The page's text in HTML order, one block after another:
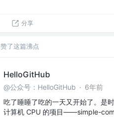
分享
赞了这篇沸点
HelloGitHub
@公众号：HelloGitHub · 6年前
吃了睡睡了吃的一天又开始了。是
计算机 CPU 的项目——simple-